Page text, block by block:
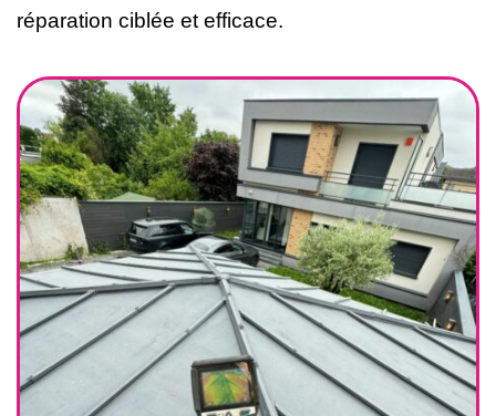
réparation ciblée et efficace.